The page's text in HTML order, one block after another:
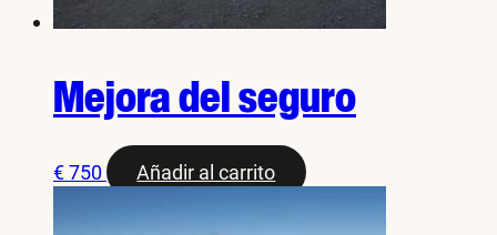
Mejora del seguro
€750 Añadir al carrito